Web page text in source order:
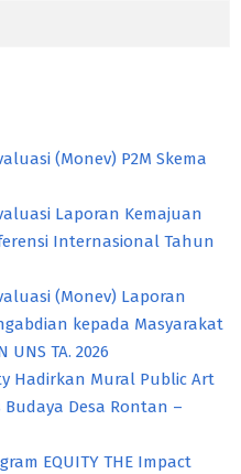
(Monev) P2M Skema
Laporan Kemajuan
Internasional Tahun
(Monev) Laporan
kepada Masyarakat
TA. 2026
Hadirkan Mural Public Art
Desa Rontan –
EQUITY THE Impact